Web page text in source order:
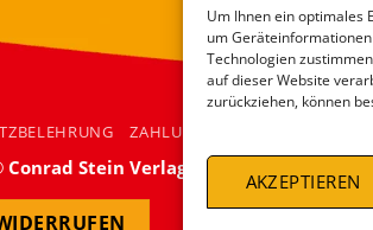
Um Ihnen ein optimales
um
Technologien
auf dieser Website
zurückziehen, können
AKZEPTIEREN
ZAHLUNGSARTEN
Conrad Stein Verlag